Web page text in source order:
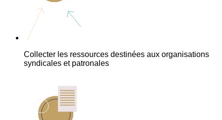
Collecter les ressources destinées aux organisations
syndicales et patronales